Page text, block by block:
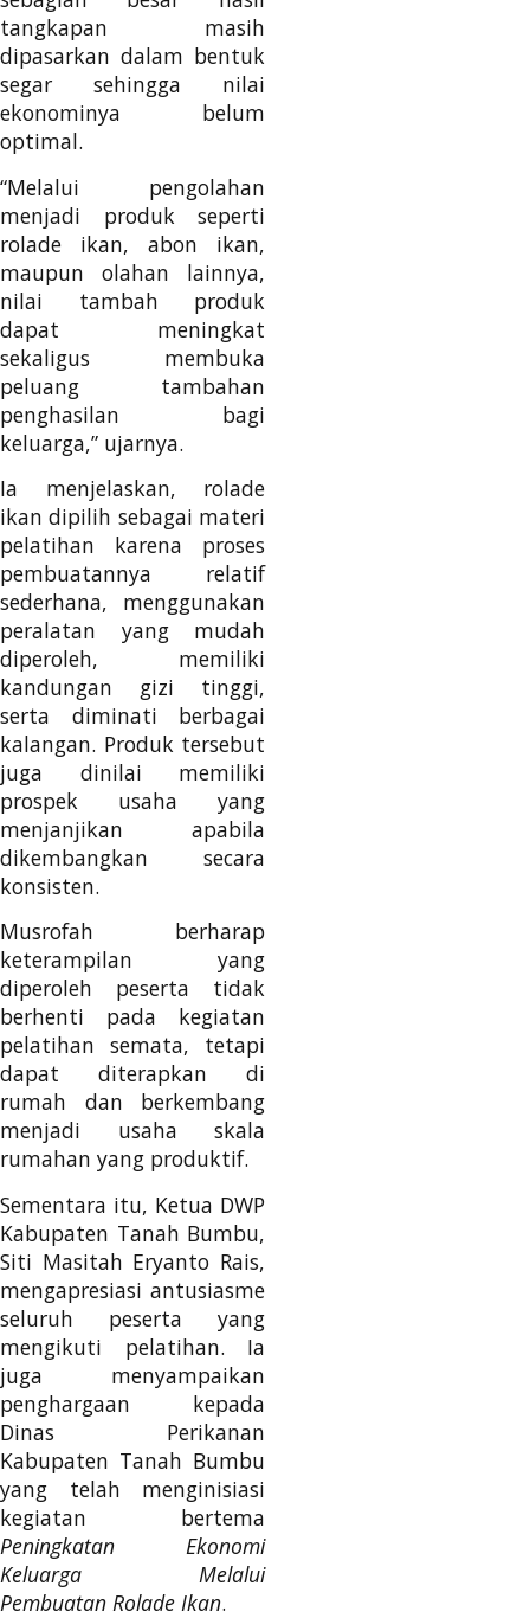
tangkapan masih
dipasarkan dalam bentuk
segar sehingga nilai
ekonominya belum
optimal.
“Melalui pengolahan
menjadi produk seperti
rolade ikan, abon ikan,
maupun olahan lainnya,
nilai tambah produk
dapat meningkat
sekaligus membuka
peluang tambahan
penghasilan bagi
keluarga,” ujarnya.
Ia menjelaskan, rolade
ikan dipilih sebagai materi
pelatihan karena proses
pembuatannya relatif
sederhana, menggunakan
peralatan yang mudah
diperoleh, memiliki
kandungan gizi tinggi,
serta diminati berbagai
kalangan. Produk tersebut
juga dinilai memiliki
prospek usaha yang
menjanjikan apabila
dikembangkan secara
konsisten.
Musrofah berharap
keterampilan yang
diperoleh peserta tidak
berhenti pada kegiatan
pelatihan semata, tetapi
dapat diterapkan di
rumah dan berkembang
menjadi usaha skala
rumahan yang produktif.
Sementara itu, Ketua DWP
Kabupaten Tanah Bumbu,
Siti Masitah Eryanto Rais,
mengapresiasi antusiasme
seluruh peserta yang
mengikuti pelatihan. Ia
juga menyampaikan
penghargaan kepada
Dinas Perikanan
Kabupaten Tanah Bumbu
yang telah menginisiasi
kegiatan bertema
Peningkatan Ekonomi
Keluarga Melalui
Pembuatan Rolade Ikan.